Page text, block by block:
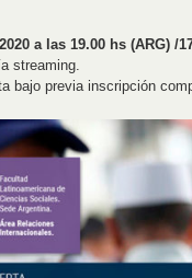
a las 19.00 hs (ARG) /
streaming.
bajo previa inscripción